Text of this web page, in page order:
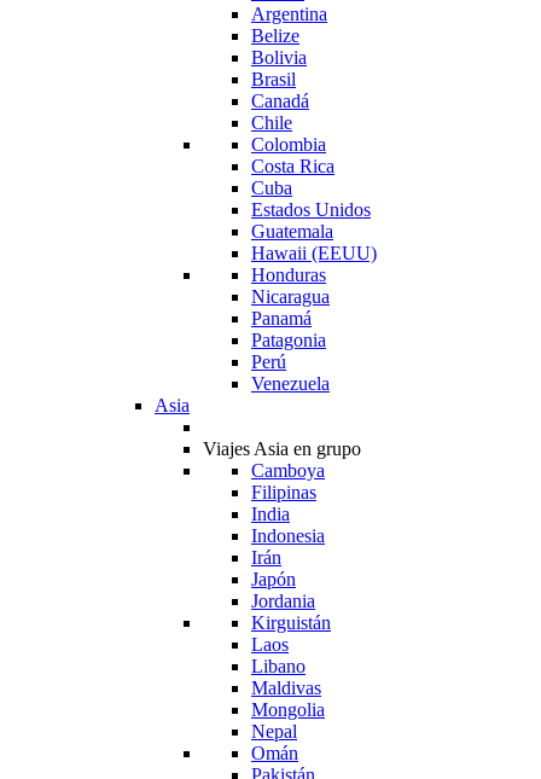
Argentina
Belize
Bolivia
Brasil
Canadá
Chile
Colombia
Costa Rica
Cuba
Estados Unidos
Guatemala
Hawaii (EEUU)
Honduras
Nicaragua
Panamá
Patagonia
Perú
Venezuela
Asia
Viajes Asia en grupo
Camboya
Filipinas
India
Indonesia
Irán
Japón
Jordania
Kirguistán
Laos
Libano
Maldivas
Mongolia
Nepal
Omán
Pakistán